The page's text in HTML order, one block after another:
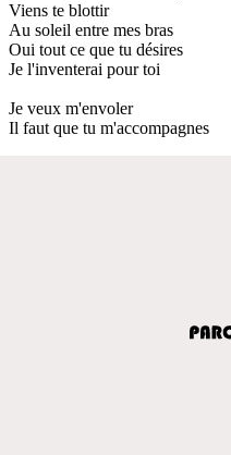
Viens te blottir
Au soleil entre mes bras
Oui tout ce que tu désires
Je l'inventerai pour toi
Je veux m'envoler
Il faut que tu m'accompagnes